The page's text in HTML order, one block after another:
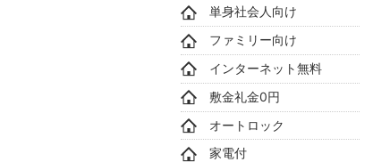
単身社会人向け
ファミリー向け
インターネット無料
敷金礼金0円
オートロック
家電付